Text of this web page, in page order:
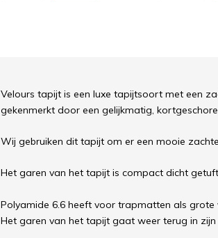
Velours tapijt is een luxe tapijtsoort met een
gekenmerkt door een gelijkmatig,
Wij gebruiken dit tapijt om er een mooie
Het garen van het tapijt is compact dicht
Polyamide 6.6 heeft voor trapmatten als
Het garen van het tapijt gaat weer terug in